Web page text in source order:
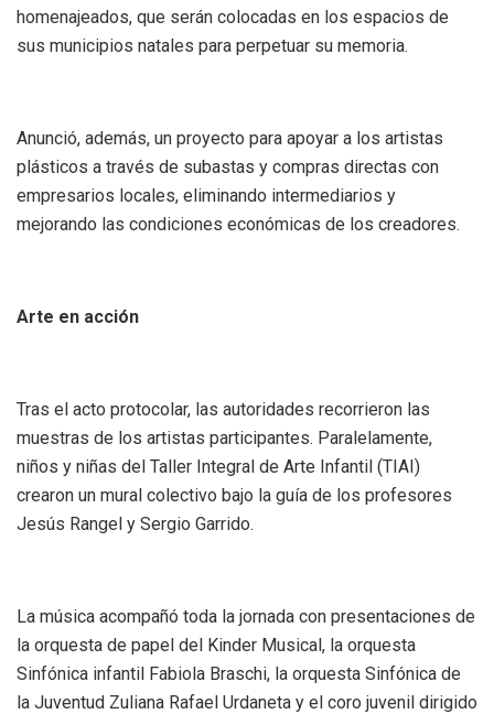
homenajeados, que serán colocadas en los espacios de
sus municipios natales para perpetuar su memoria.
Anunció, además, un proyecto para apoyar a los artistas
plásticos a través de subastas y compras directas con
empresarios locales, eliminando intermediarios y
mejorando las condiciones económicas de los creadores.
Arte en acción
Tras el acto protocolar, las autoridades recorrieron las
muestras de los artistas participantes. Paralelamente,
niños y niñas del Taller Integral de Arte Infantil (TIAI)
crearon un mural colectivo bajo la guía de los profesores
Jesús Rangel y Sergio Garrido.
La música acompañó toda la jornada con presentaciones de
la orquesta de papel del Kinder Musical, la orquesta
Sinfónica infantil Fabiola Braschi, la orquesta Sinfónica de
la Juventud Zuliana Rafael Urdaneta y el coro juvenil dirigido